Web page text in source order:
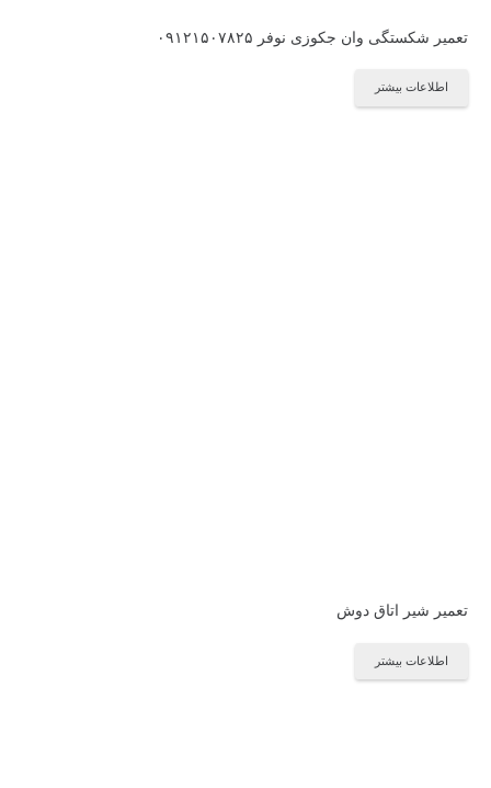
تعمیر شکستگی وان جکوزی نوفر ۰۹۱۲۱۵۰۷۸۲۵
اطلاعات بیشتر
تعمیر شیر اتاق دوش
اطلاعات بیشتر